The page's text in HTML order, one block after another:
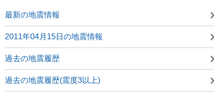
最新の地震情報
2011年04月15日の地震情報
過去の地震履歴
過去の地震履歴(震度3以上)